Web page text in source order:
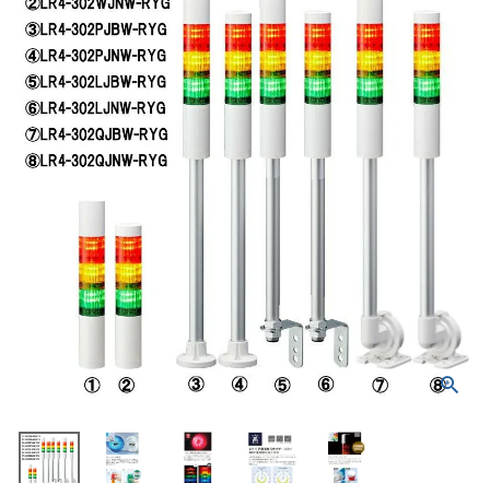
ようこそ ゲスト 様
meeting_room ログイン person 会員登録
用途別改善アイデア
積層信号灯
回転灯
光音一体型